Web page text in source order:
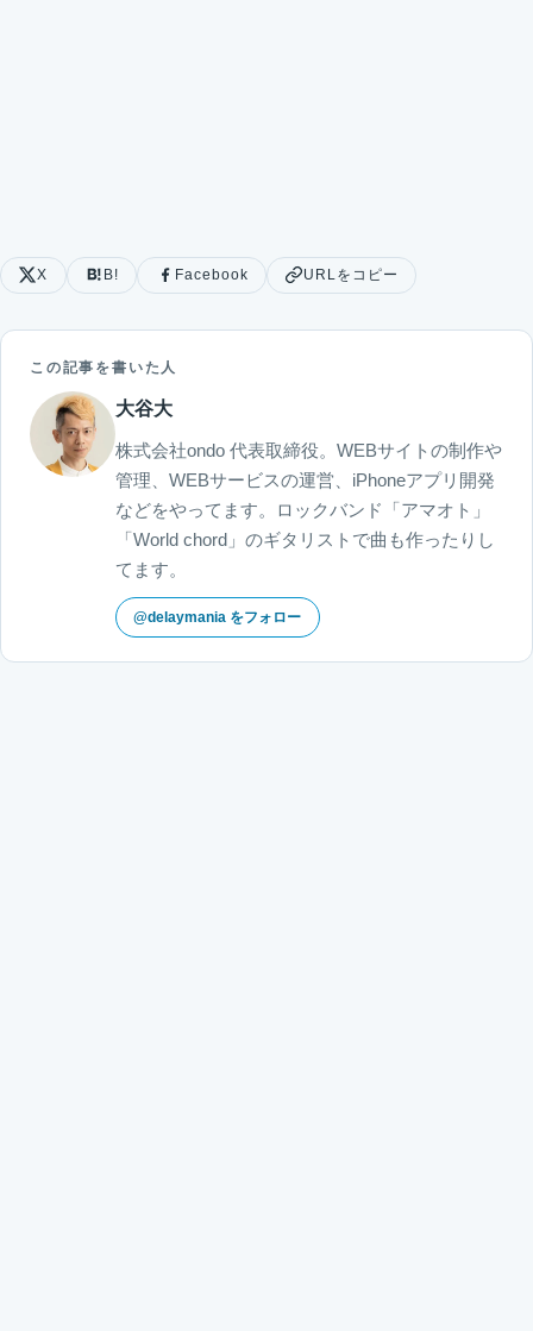
X B! Facebook URLをコピー
この記事を書いた人
大谷大
株式会社ondo 代表取締役。WEBサイトの制作や
管理、WEBサービスの運営、iPhoneアプリ開発
などをやってます。ロックバンド「アマオト」
「World chord」のギタリストで曲も作ったりし
てます。
@delaymania をフォロー